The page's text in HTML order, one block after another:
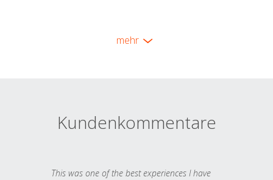
mehr
Kundenkommentare
This was one of the best experiences I have